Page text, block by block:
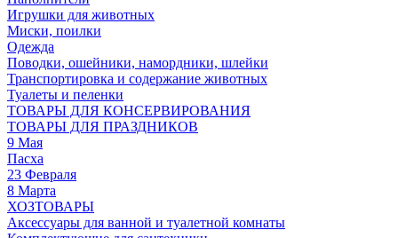
Игрушки для животных
Миски, поилки
Одежда
Поводки, ошейники, намордники, шлейки
Транспортировка и содержание животных
Туалеты и пеленки
ТОВАРЫ ДЛЯ КОНСЕРВИРОВАНИЯ
ТОВАРЫ ДЛЯ ПРАЗДНИКОВ
9 Мая
Пасха
23 Февраля
8 Марта
ХОЗТОВАРЫ
Аксессуары для ванной и туалетной комнаты